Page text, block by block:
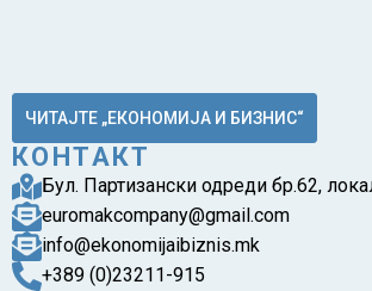
ЧИТАЈТЕ „ЕКОНОМИЈА И БИЗНИС“
КОНТАКТ
Бул. Партизански одреди бр.62,
euromakcompany@gmail.com
info@ekonomijaibiznis.mk
+389 (0)23211-915